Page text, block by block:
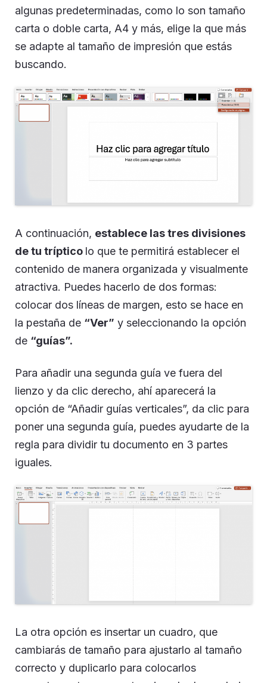
algunas predeterminadas, como lo son tamaño
carta o doble carta, A4 y más, elige la que más
se adapte al tamaño de impresión que estás
buscando.
A continuación, establece las tres divisiones
de tu tríptico lo que te permitirá establecer el
contenido de manera organizada y visualmente
atractiva. Puedes hacerlo de dos formas:
colocar dos líneas de margen, esto se hace en
la pestaña de “Ver” y seleccionando la opción
de “guías”.
Para añadir una segunda guía ve fuera del
lienzo y da clic derecho, ahí aparecerá la
opción de “Añadir guías verticales”, da clic para
poner una segunda guía, puedes ayudarte de la
regla para dividir tu documento en 3 partes
iguales.
La otra opción es insertar un cuadro, que
cambiarás de tamaño para ajustarlo al tamaño
correcto y duplicarlo para colocarlos